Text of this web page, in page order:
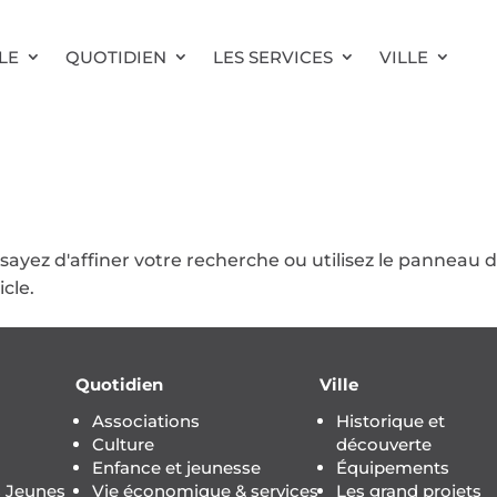
QUOTIDIEN LES SERVICES VILLE
d'affiner votre recherche ou utilisez le panneau
Quotidien
Associations
Culture
Enfance et jeunesse
Vie économique & services
Ville
Historique et
découverte
Équipements
Les grand projets